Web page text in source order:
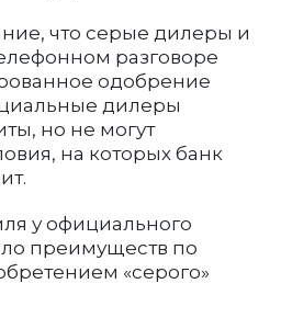
что серые дилеры и
разговоре
одобрение
дилеры
но не могут
на которых банк
у официального
преимуществ по
«серого»